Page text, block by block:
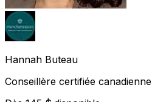
Hannah Buteau
Conseillère certifiée canadienne